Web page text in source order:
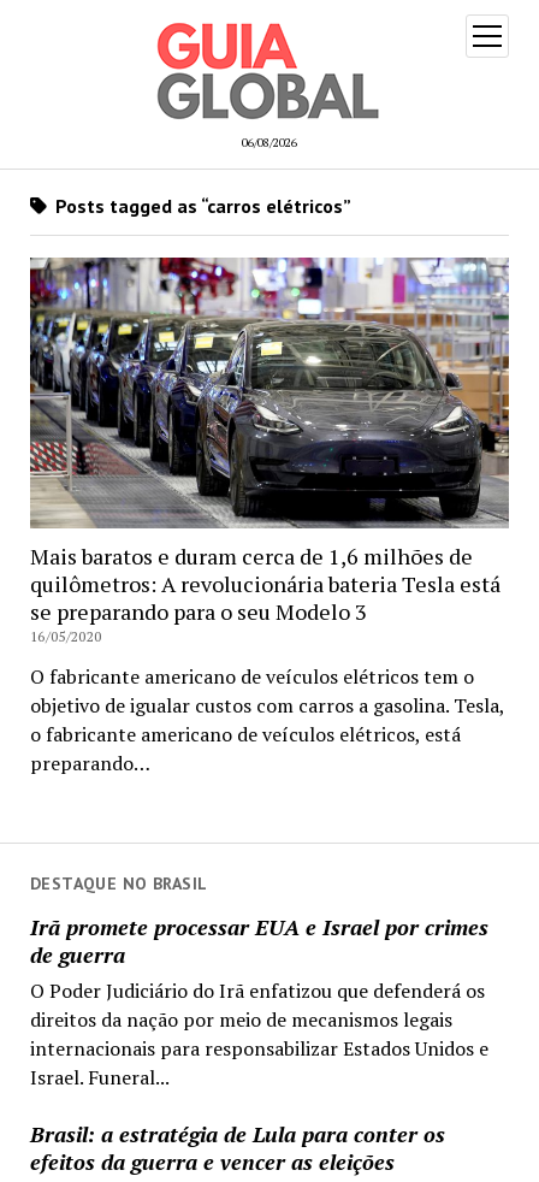
06/08/2026
open
menu
DESTAQUE NO BRASIL
Irã promete processar EUA e Israel por crimes
de guerra
O Poder Judiciário do Irã enfatizou que defenderá os
direitos da nação por meio de mecanismos legais
internacionais para responsabilizar Estados Unidos e
Israel. Funeral...
Brasil: a estratégia de Lula para conter os
efeitos da guerra e vencer as eleições
Posts tagged as “carros elétricos”
Mais baratos e duram cerca de 1,6 milhões de
quilômetros: A revolucionária bateria Tesla está
se preparando para o seu Modelo 3
16/05/2020
O fabricante americano de veículos elétricos tem o
objetivo de igualar custos com carros a gasolina. Tesla,
o fabricante americano de veículos elétricos, está
preparando…